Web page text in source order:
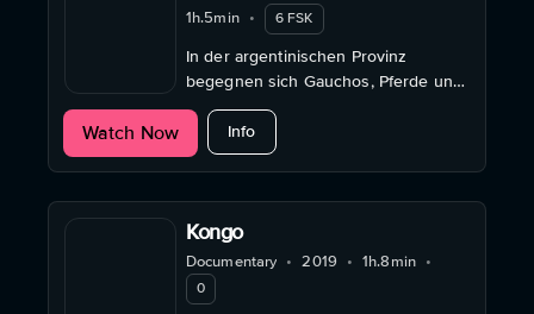
1h.5min • 6 FSK
In der argentinischen Provinz
begegnen sich Gauchos, Pferde und
Rituale in einem hypnotischen Porträt
von Männlichkeit, Tradition und
Begehren.
Watch Now Infoabout El fulgor
Kongo
Documentary • 2019 • 1h.8min •
0